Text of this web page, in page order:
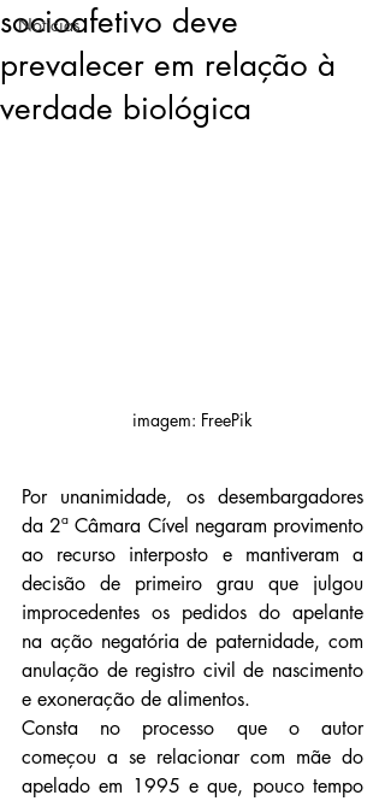
Notícias
socioafetivo deve
prevalecer em relação à
verdade biológica
imagem: FreePik
Por unanimidade, os desembargadores
da 2ª Câmara Cível negaram provimento
ao recurso interposto e mantiveram a
decisão de primeiro grau que julgou
improcedentes os pedidos do apelante
na ação negatória de paternidade, com
anulação de registro civil de nascimento
e exoneração de alimentos.
Consta no processo que o autor
começou a se relacionar com mãe do
apelado em 1995 e que, pouco tempo